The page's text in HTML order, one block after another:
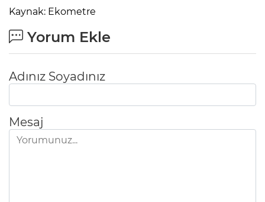
Kaynak: Ekometre
Yorum Ekle
Adınız Soyadınız
Mesaj